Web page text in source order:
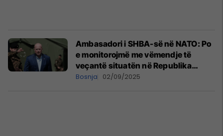
Ambasadori i SHBA-së në NATO: Po
e monitorojmë me vëmendje të
veçantë situatën në Republika
Srpska dhe në Serbi
Bosnja 02/09/2025